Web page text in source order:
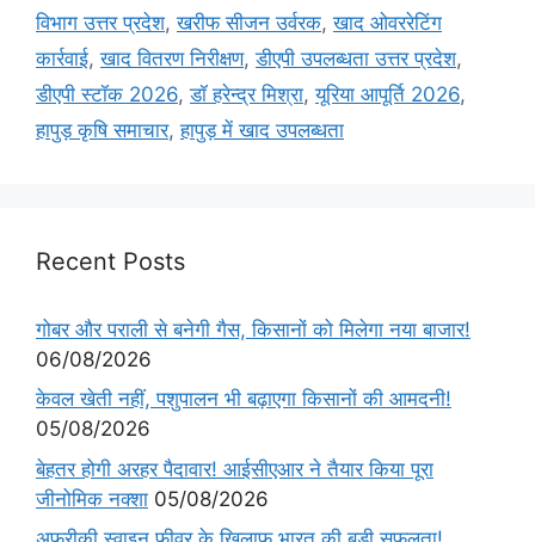
विभाग उत्तर प्रदेश,खरीफ सीजन उर्वरक,खाद ओवररेटिंग
कार्रवाई,खाद वितरण निरीक्षण,डीएपी उपलब्धता उत्तर प्रदेश,
डीएपी स्टॉक 2026,डॉ हरेन्द्र मिश्रा,यूरिया आपूर्ति 2026,
हापुड़ कृषि समाचार,हापुड़ में खाद उपलब्धता
Recent Posts
गोबर और पराली से बनेगी गैस, किसानों को मिलेगा नया बाजार!
06/08/2026
केवल खेती नहीं, पशुपालन भी बढ़ाएगा किसानों की आमदनी!
05/08/2026
बेहतर होगी अरहर पैदावार! आईसीएआर ने तैयार किया पूरा
जीनोमिक नक्शा 05/08/2026